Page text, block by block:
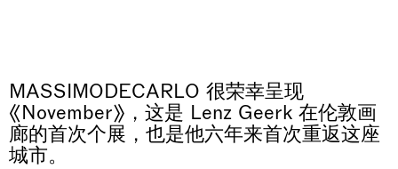
MASSIMODECARLO 很荣幸呈现
《November》，这是 Lenz Geerk 在伦敦画
廊的首次个展，也是他六年来首次重返这座
城市。